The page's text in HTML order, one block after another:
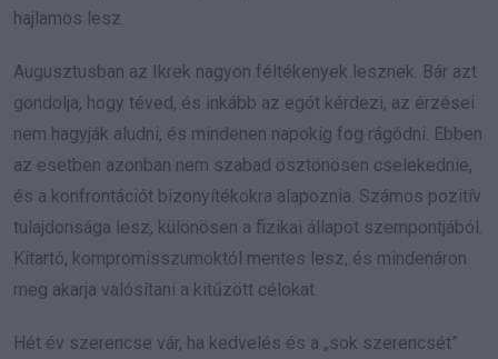
hajlamos lesz.
Augusztusban az Ikrek nagyon féltékenyek lesznek. Bár azt
gondolja, hogy téved, és inkább az egót kérdezi, az érzései
nem hagyják aludni, és mindenen napokig fog rágódni. Ebben
az esetben azonban nem szabad ösztönösen cselekednie,
és a konfrontációt bizonyítékokra alapoznia. Számos pozitív
tulajdonsága lesz, különösen a fizikai állapot szempontjából.
Kitartó, kompromisszumoktól mentes lesz, és mindenáron
meg akarja valósítani a kitűzött célokat.
Hét év szerencse vár, ha kedvelés és a „sok szerencsét”